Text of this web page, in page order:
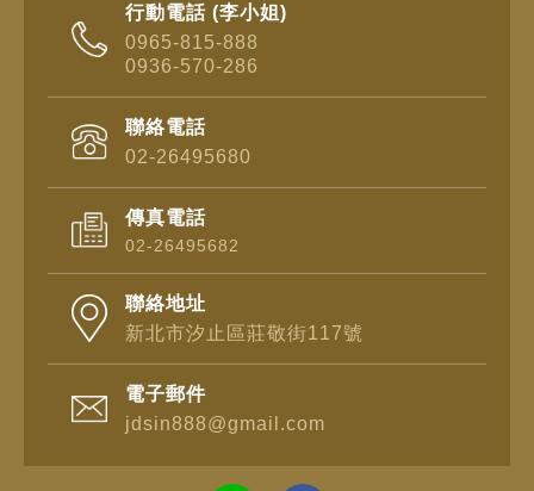
行動電話 (李小姐)
0965-815-888
0936-570-286
聯絡電話
02-26495680
傳真電話
02-26495682
聯絡地址
新北市汐止區莊敬街117號
電子郵件
jdsin888@gmail.com